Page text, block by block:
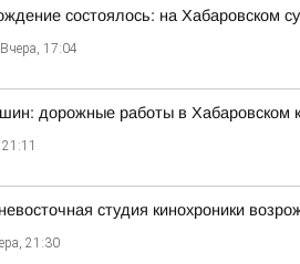
состоялось: на Хабаровском
Вчера, 17:04
дорожные работы в Хабаровском
студия кинохроники
21:30